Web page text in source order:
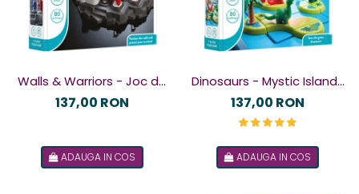
Walls & Warriors - Joc de
logică
137,00 RON
ADAUGA IN COS
Dinosaurs - Mystic Islands
- Joc de logică
137,00 RON
ADAUGA IN COS